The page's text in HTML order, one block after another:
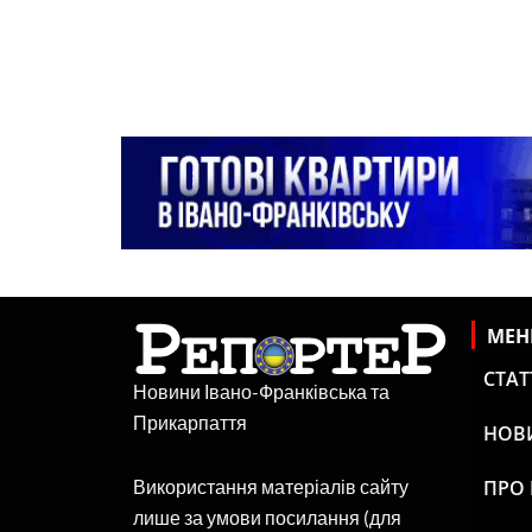
Новини Івано-Франківська та
Прикарпаття
Використання матеріалів сайту
лише за умови посилання (для
ПРО